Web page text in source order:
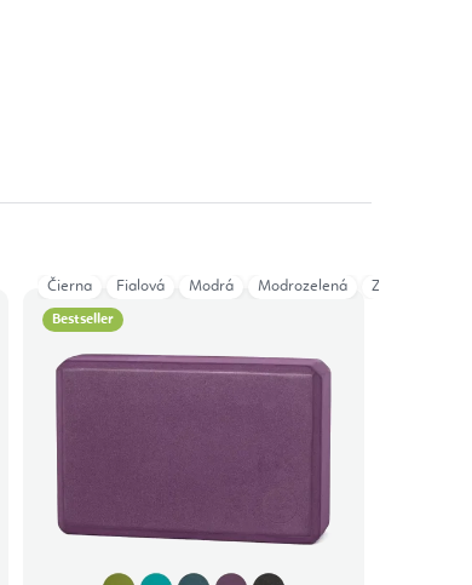
Bestseller
Čierna Fialová Modrá Modrozelená Zelená